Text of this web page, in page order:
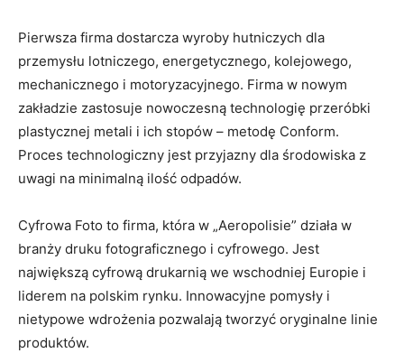
Pierwsza firma dostarcza wyroby hutniczych dla
przemysłu lotniczego, energetycznego, kolejowego,
mechanicznego i motoryzacyjnego. Firma w nowym
zakładzie zastosuje nowoczesną technologię przeróbki
plastycznej metali i ich stopów – metodę Conform.
Proces technologiczny jest przyjazny dla środowiska z
uwagi na minimalną ilość odpadów.
Cyfrowa Foto to firma, która w „Aeropolisie” działa w
branży druku fotograficznego i cyfrowego. Jest
największą cyfrową drukarnią we wschodniej Europie i
liderem na polskim rynku. Innowacyjne pomysły i
nietypowe wdrożenia pozwalają tworzyć oryginalne linie
produktów.